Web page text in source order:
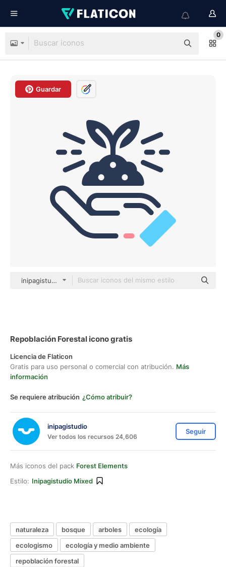
0
Guardar
inipagistudio Mixed
Repoblación Forestal icono gratis
Licencia de Flaticon
Gratis para uso personal o comercial con atribución. Más
información
Se requiere atribución ¿Cómo atribuir?
inipagistudio
Ver todos los recursos 24,606
Seguir
Más iconos del pack Forest Elements
Estilo: Inipagistudio Mixed
naturaleza bosque arboles
ecología
ecologismo
ecología y medio ambiente
repoblación forestal